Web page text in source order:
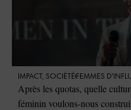
IMPACT, SOCIÉTÉ FEMMES
Après les quotas, quelle
féminin voulons-nous